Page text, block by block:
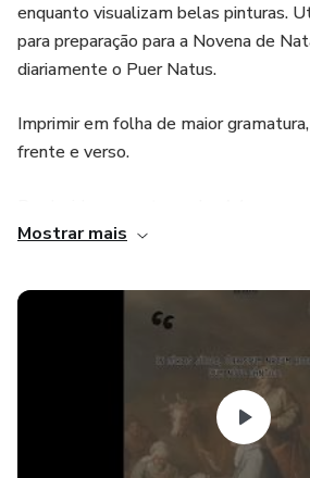
enquanto visualizam belas pinturas.
para preparação para a Novena de
diariamente o Puer Natus.
Imprimir em folha de maior
frente e verso.
Mostrar mais